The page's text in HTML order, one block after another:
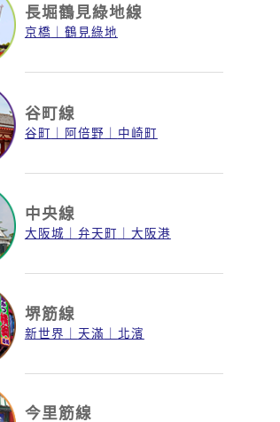
長堀鶴見綠地線
京橋 鶴見綠地
谷町線
谷町 阿倍野 中崎町
中央線
大阪城 弁天町 大阪港
堺筋線
新世界 天滿 北濱
今里筋線